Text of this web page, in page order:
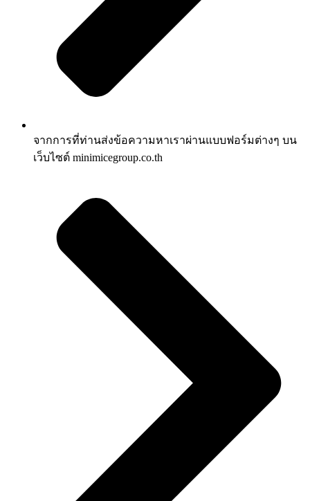
จากการที่ท่านส่งข้อความหาเราผ่านแบบฟอร์มต่างๆ บน
เว็บไซต์ minimicegroup.co.th